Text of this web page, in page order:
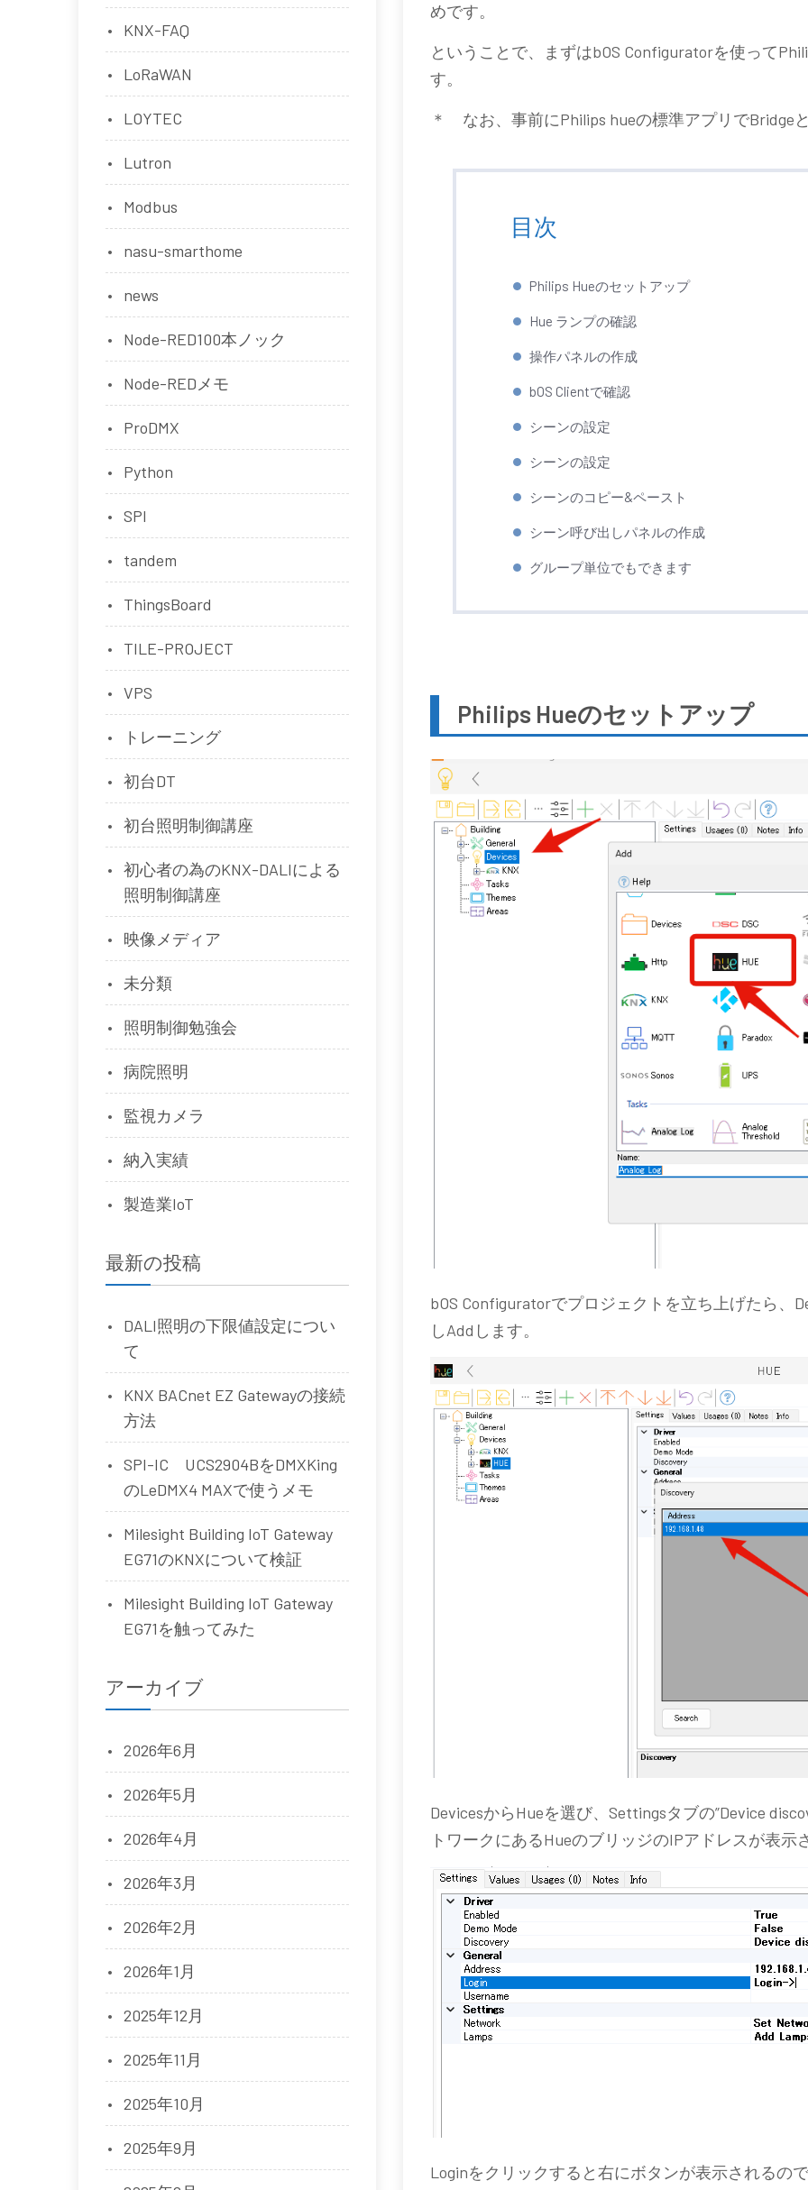
めです。
ということで、まずはbOS Configuratorを使って
す。
＊ なお、事前にPhilips hueの標準アプリでBridge
目次
Philips Hueのセットアップ
Hue ランプの確認
操作パネルの作成
bOS Clientで確認
シーンの設定
シーンの設定
シーンのコピー&ペースト
シーン呼び出しパネルの作成
グループ単位でもできます
Philips Hueのセットアップ
bOS Configuratorでプロジェクトを立ち上げたら、
しAddします。
DevicesからHueを選び、Settingsタブの”Device
トワークにあるHueのブリッジのIPアドレスが表示
Loginをクリックすると右にボタンが表示されるので
KNX-FAQ
LoRaWAN
LOYTEC
Lutron
Modbus
nasu-smarthome
news
Node-RED100本ノック
Node-REDメモ
ProDMX
Python
SPI
tandem
ThingsBoard
TILE-PROJECT
VPS
トレーニング
初台DT
初台照明制御講座
初心者の為のKNX-DALIによる
照明制御講座
映像メディア
未分類
照明制御勉強会
病院照明
監視カメラ
納入実績
製造業IoT
最新の投稿
DALI照明の下限値設定につい
て
KNX BACnet EZ Gatewayの接続
方法
SPI-IC UCS2904BをDMXKing
のLeDMX4 MAXで使うメモ
Milesight Building IoT Gateway
EG71のKNXについて検証
Milesight Building IoT Gateway
EG71を触ってみた
アーカイブ
2026年6月
2026年5月
2026年4月
2026年3月
2026年2月
2026年1月
2025年12月
2025年11月
2025年10月
2025年9月